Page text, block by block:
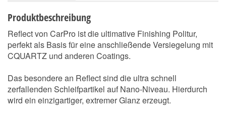
Produktbeschreibung
Reflect von CarPro ist die ultimative Finishing Politur,
perfekt als Basis für eine anschließende Versiegelung mit
CQUARTZ und anderen Coatings.
Das besondere an Reflect sind die ultra schnell
zerfallenden Schleifpartikel auf Nano-Niveau. Hierdurch
wird ein einzigartiger, extremer Glanz erzeugt.